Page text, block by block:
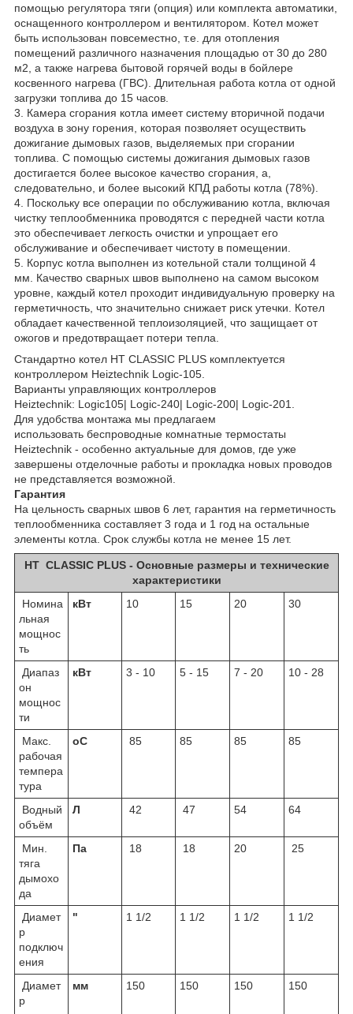
помощью регулятора тяги (опция) или комплекта автоматики,
оснащенного контроллером и вентилятором. Котел может
быть использован повсеместно, т.е. для отопления
помещений различного назначения площадью от 30 до 280
м2, а также нагрева бытовой горячей воды в бойлере
косвенного нагрева (ГВС). Длительная работа котла от одной
загрузки топлива до 15 часов.
3. Камера сгорания котла имеет систему вторичной подачи
воздуха в зону горения, которая позволяет осуществить
дожигание дымовых газов, выделяемых при сгорании
топлива. С помощью системы дожигания дымовых газов
достигается более высокое качество сгорания, а,
следовательно, и более высокий КПД работы котла (78%).
4. Поскольку все операции по обслуживанию котла, включая
чистку теплообменника проводятся с передней части котла
это обеспечивает легкость очистки и упрощает его
обслуживание и обеспечивает чистоту в помещении.
5. Корпус котла выполнен из котельной стали толщиной 4
мм. Качество сварных швов выполнено на самом высоком
уровне, каждый котел проходит индивидуальную проверку на
герметичность, что значительно снижает риск утечки. Котел
обладает качественной теплоизоляцией, что защищает от
ожогов и предотвращает потери тепла.
Стандартно котел HT CLASSIC PLUS комплектуется
контроллером Heiztechnik Logic-105.
Варианты управляющих контроллеров
Heiztechnik: Logic105| Logic-240| Logic-200| Logic-201.
Для удобства монтажа мы предлагаем
использовать беспроводные комнатные термостаты
Heiztechnik - особенно актуальные для домов, где уже
завершены отделочные работы и прокладка новых проводов
не представляется возможной.
Гарантия
На цельность сварных швов 6 лет, гарантия на герметичность
теплообменника составляет 3 года и 1 год на остальные
элементы котла. Срок службы котла не менее 15 лет.
HT CLASSIC PLUS - Основные размеры и технические
характеристики
Номина
льная
мощнос
ть
кВт 10 15 20 30
Диапаз
он
мощнос
ти
кВт 3 - 10 5 - 15 7 - 20 10 - 28
Макс.
рабочая
темпера
тура
oC 85 85 85 85
Водный
объём
Л 42 47 54 64
Мин.
тяга
дымохо
да
Пa 18 18 20 25
Диамет
р
подключ
ения
" 1 1/2 1 1/2 1 1/2 1 1/2
Диамет
р
мм 150 150 150 150